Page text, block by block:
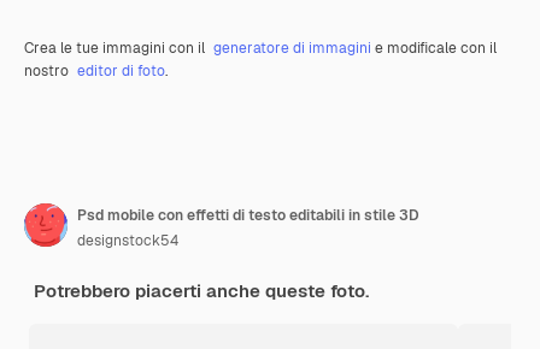
Crea le tue immagini con il generatore di immagini e modificale con il
nostro editor di foto.
Psd mobile con effetti di testo editabili in stile 3D
designstock54
Potrebbero piacerti anche queste foto.